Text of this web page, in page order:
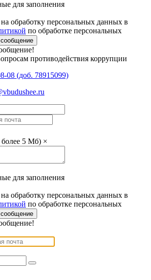
для заполнения
на обработку персональных данных в
по обработке персональных
противодействия коррупции
08 (доб. 78915099)
более 5 Мб) ×
для заполнения
на обработку персональных данных в
по обработке персональных